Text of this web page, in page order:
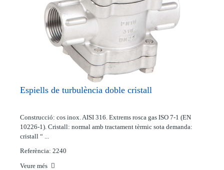
Espiells de turbulència doble cristall
Construcció: cos inox. AISI 316. Extrems rosca gas ISO 7-1 (EN
10226-1). Cristall: normal amb tractament tèrmic sota demanda:
cristall “ ...
Referència: 2240
Veure més